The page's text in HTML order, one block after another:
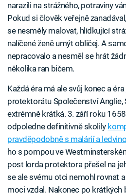
narazili na strážného, potraviny
Pokud si člověk veřejně
se nesměly malovat, hlídkující
nalíčené ženě umýt obličej. A
nepracovalo a nesměl se hrát
několika ran bičem.
Každá éra má ale svůj konec a éra
protektorátu Společenství Anglie,
extrémně krátká. 3. září roku
odpoledne definitivně skolily
pravděpodobně s malárií a
ho s pompou ve
post lorda protektora přešel na
se ale svému otci nemohl rovnat
moci vzdal. Nakonec po krátkých